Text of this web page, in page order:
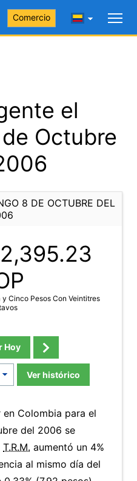
Comercio
el
Octubre
8 DE OCTUBRE DEL
2,395.23
Cinco Pesos Con Veintitres
Hoy
Ver histórico
Colombia para el
del 2006 se
T.R.M. aumentó un 4%
al mismo día del